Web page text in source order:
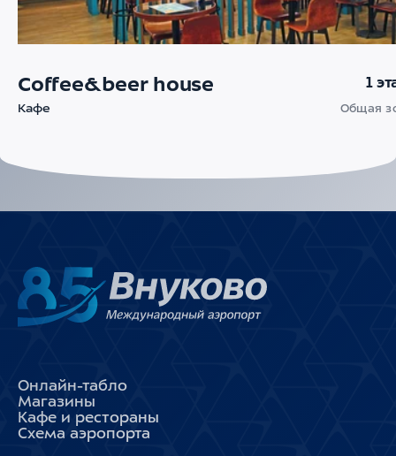
Coffee&beer house
Кафе
1
Общая
Онлайн-табло
Магазины
Кафе и рестораны
Схема аэропорта